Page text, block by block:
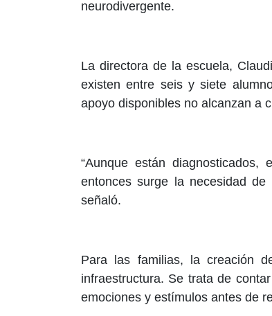
neurodivergente.
La directora de la escuela,
existen entre seis y siete
apoyo disponibles no alcanzan a
“Aunque están
entonces surge la necesidad
señaló.
Para las familias, la creación
infraestructura. Se trata de
emociones y estímulos antes de